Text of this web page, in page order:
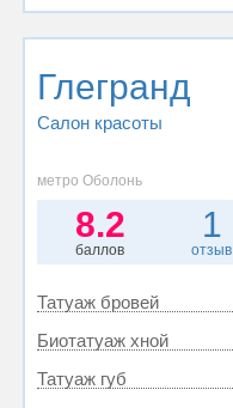
Глегранд
Салон красоты
метро Оболонь
8.2
баллов
1
отзыв
Татуаж бровей
Биотатуаж хной
Татуаж губ